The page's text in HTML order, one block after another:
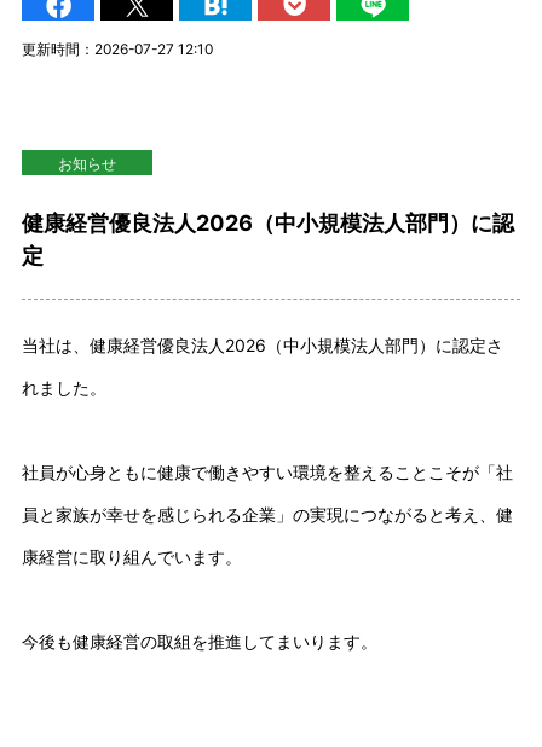
更新時間：2026-07-27 12:10
お知らせ
健康経営優良法人2026（中小規模法人部門）に認
定
当社は、健康経営優良法人2026（中小規模法人部門）に認定さ
れました。
社員が心身ともに健康で働きやすい環境を整えることこそが「社
員と家族が幸せを感じられる企業」の実現につながると考え、健
康経営に取り組んでいます。
今後も健康経営の取組を推進してまいります。